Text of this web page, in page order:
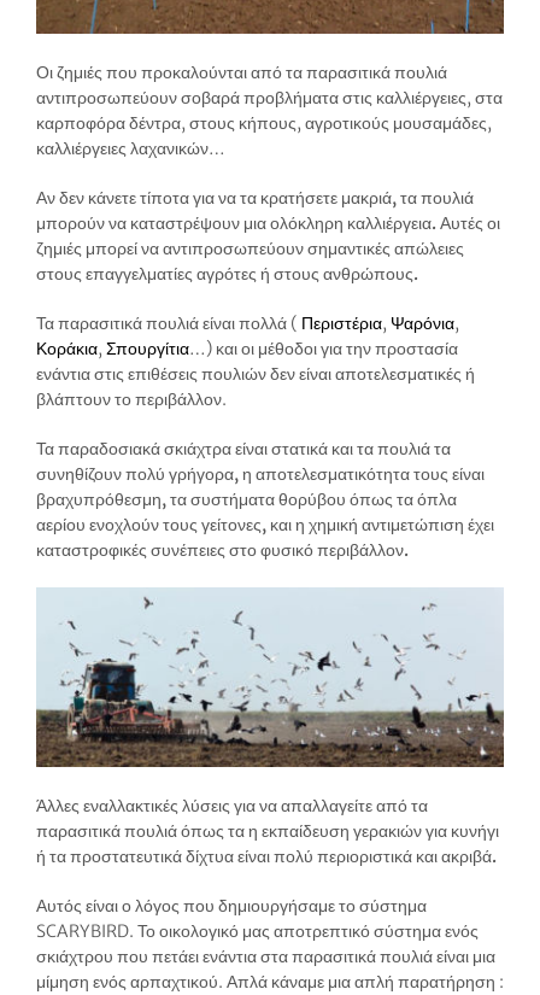
Οι ζημιές που προκαλούνται από τα παρασιτικά πουλιά
αντιπροσωπεύουν σοβαρά προβλήματα στις καλλιέργειες, στα
καρποφόρα δέντρα, στους κήπους, αγροτικούς μουσαμάδες,
καλλιέργειες λαχανικών…
Αν δεν κάνετε τίποτα για να τα κρατήσετε μακριά, τα πουλιά
μπορούν να καταστρέψουν μια ολόκληρη καλλιέργεια. Αυτές οι
ζημιές μπορεί να αντιπροσωπεύουν σημαντικές απώλειες
στους επαγγελματίες αγρότες ή στους ανθρώπους.
Τα παρασιτικά πουλιά είναι πολλά ( Περιστέρια, Ψαρόνια,
Κοράκια, Σπουργίτια…) και οι μέθοδοι για την προστασία
ενάντια στις επιθέσεις πουλιών δεν είναι αποτελεσματικές ή
βλάπτουν το περιβάλλον.
Τα παραδοσιακά σκιάχτρα είναι στατικά και τα πουλιά τα
συνηθίζουν πολύ γρήγορα, η αποτελεσματικότητα τους είναι
βραχυπρόθεσμη, τα συστήματα θορύβου όπως τα όπλα
αερίου ενοχλούν τους γείτονες, και η χημική αντιμετώπιση έχει
καταστροφικές συνέπειες στο φυσικό περιβάλλον.
Άλλες εναλλακτικές λύσεις για να απαλλαγείτε από τα
παρασιτικά πουλιά όπως τα η εκπαίδευση γερακιών για κυνήγι
ή τα προστατευτικά δίχτυα είναι πολύ περιοριστικά και ακριβά.
Αυτός είναι ο λόγος που δημιουργήσαμε το σύστημα
SCARYBIRD. Το οικολογικό μας αποτρεπτικό σύστημα ενός
σκιάχτρου που πετάει ενάντια στα παρασιτικά πουλιά είναι μια
μίμηση ενός αρπαχτικού. Απλά κάναμε μια απλή παρατήρηση :